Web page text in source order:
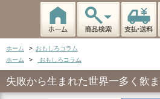
ホーム > おもしろコラム
ホーム
> おもしろコラム
失敗から生まれた世界一多く飲